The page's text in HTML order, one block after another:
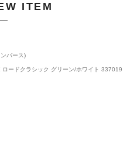
ITEM
バース)
ードクラシック グリーン/ホワイト 337019